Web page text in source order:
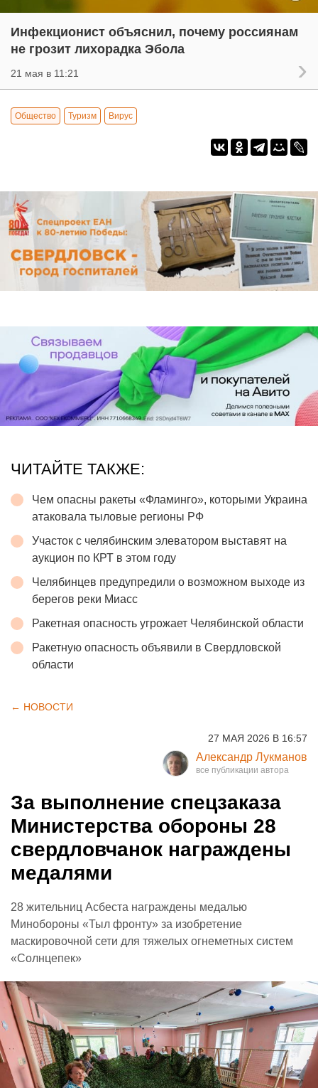
Инфекционист объяснил, почему россиянам
не грозит лихорадка Эбола
21 мая в 11:21
Общество Туризм Вирус
ЧИТАЙТЕ ТАКЖЕ:
Чем опасны ракеты «Фламинго», которыми Украина
атаковала тыловые регионы РФ
Участок с челябинским элеватором выставят на
аукцион по КРТ в этом году
Челябинцев предупредили о возможном выходе из
берегов реки Миасс
Ракетная опасность угрожает Челябинской области
Ракетную опасность объявили в Свердловской
области
← НОВОСТИ
27 МАЯ 2026 В 16:57
Александр Лукманов
За выполнение спецзаказа
Министерства обороны 28
свердловчанок награждены
медалями
28 жительниц Асбеста награждены медалью
Минобороны «Тыл фронту» за изобретение
маскировочной сети для тяжелых огнеметных систем
«Солнцепек»